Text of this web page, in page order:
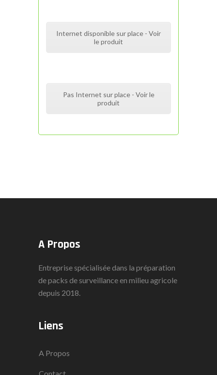
Internet disponible sur place - Voir
le produit
Pas Internet sur place - Voir le
produit
A Propos
Entreprise spécialisée dans la préparation
de packs de surveillance en milieu agricole
depuis 2018.
Liens
A Propos
Contact